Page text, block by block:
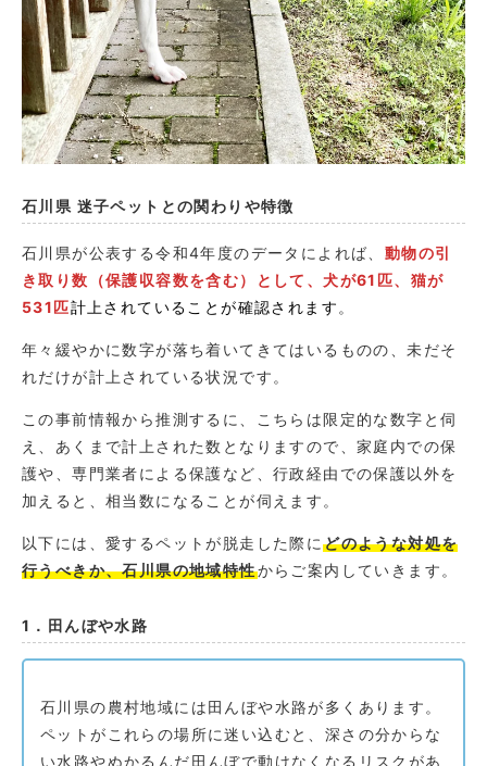
石川県 迷子ペットとの関わりや特徴
石川県が公表する令和4年度のデータによれば、 動物の引
き取り数（保護収容数を含む）として、犬が61匹、猫が
531匹計上されていることが確認されます 。
年々緩やかに数字が落ち着いてきてはいるものの、未だそ
れだけが計上されている状況です。
この事前情報から推測するに、こちらは限定的な数字と伺
え、あくまで計上された数となりますので、家庭内での保
護や、専門業者による保護など、行政経由での保護以外を
加えると、相当数になることが伺えます。
以下には、愛するペットが脱走した際にどのような対処を
行うべきか、石川県の地域特性からご案内していきます。
1．田んぼや水路
石川県の農村地域には田んぼや水路が多くあります。
ペットがこれらの場所に迷い込むと、深さの分からな
い水路やぬかるんだ田んぼで動けなくなるリスクがあ